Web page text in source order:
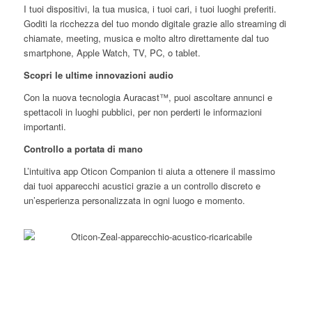
I tuoi dispositivi, la tua musica, i tuoi cari, i tuoi luoghi preferiti.
Goditi la ricchezza del tuo mondo digitale grazie allo streaming di
chiamate, meeting, musica e molto altro direttamente dal tuo
smartphone, Apple Watch, TV, PC, o tablet.
Scopri le ultime innovazioni audio
Con la nuova tecnologia Auracast™, puoi ascoltare annunci e
spettacoli in luoghi pubblici, per non perderti le informazioni
importanti.
Controllo a portata di mano
L’intuitiva app Oticon Companion ti aiuta a ottenere il massimo
dai tuoi apparecchi acustici grazie a un controllo discreto e
un’esperienza personalizzata in ogni luogo e momento.